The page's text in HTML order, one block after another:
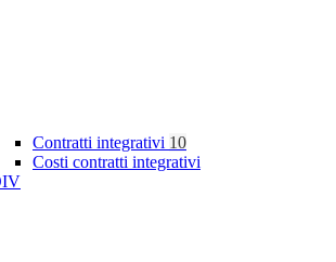
Contratti integrativi 10
Costi contratti integrativi